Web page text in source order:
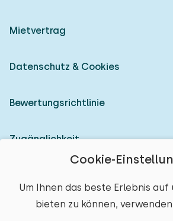
Cookie-
Um Ihnen das beste Erlebnis auf
bieten zu können,
Mietvertrag
Datenschutz & Cookies
Bewertungsrichtlinie
Zugänglichkeit
© 2026 Heerlijke Huisjes